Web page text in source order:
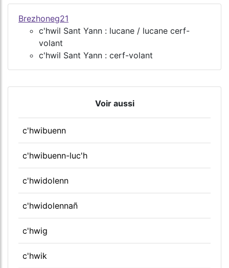
Brezhoneg21
c'hwil Sant Yann : lucane / lucane cerf-
volant
c'hwil Sant Yann : cerf-volant
Voir aussi
c'hwibuenn
c'hwibuenn-luc'h
c'hwidolenn
c'hwidolennañ
c'hwig
c'hwik